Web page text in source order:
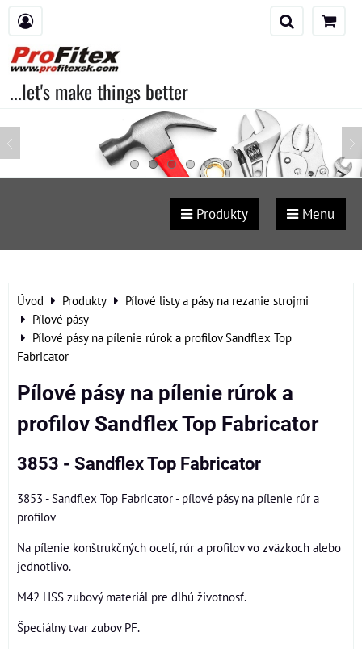
...let's make things better
Produkty Menu
Úvod Produkty
Pílové listy a pásy na rezanie strojmi
Pílové pásy
Pílové pásy na pílenie rúrok a profilov Sandflex Top
Fabricator
Pílové pásy na pílenie rúrok a
profilov Sandflex Top Fabricator
3853 - Sandflex Top Fabricator
3853 - Sandflex Top Fabricator - pílové pásy na pílenie rúr a
profilov
Na pílenie konštrukčných ocelí, rúr a profilov vo zväzkoch alebo
jednotlivo.
M42 HSS zubový materiál pre dlhú životnosť.
Špeciálny tvar zubov PF.